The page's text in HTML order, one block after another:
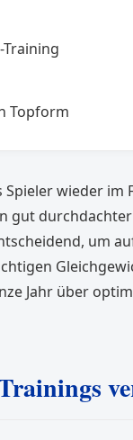
Topform
Spieler wieder
gut
um
Jahr über